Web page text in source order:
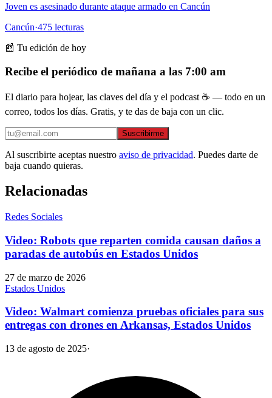
Joven es asesinado durante ataque armado en Cancún
Cancún·475 lecturas
📰 Tu edición de hoy
Recibe el periódico de mañana a las 7:00 am
El diario para hojear, las claves del día y el podcast ☕ — todo en un
correo, todos los días. Gratis, y te das de baja con un clic.
Suscribirme
Al suscribirte aceptas nuestro aviso de privacidad. Puedes darte de
baja cuando quieras.
Relacionadas
Redes Sociales
Video: Robots que reparten comida causan daños a
paradas de autobús en Estados Unidos
27 de marzo de 2026
Estados Unidos
Video: Walmart comienza pruebas oficiales para sus
entregas con drones en Arkansas, Estados Unidos
13 de agosto de 2025·